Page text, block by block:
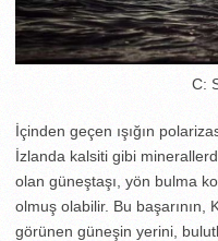
C:
İçinden geçen ışığın
İzlanda kalsiti gibi
olan güneştaşı, yön bulma
olmuş olabilir. Bu başarının,
görünen güneşin yerini,